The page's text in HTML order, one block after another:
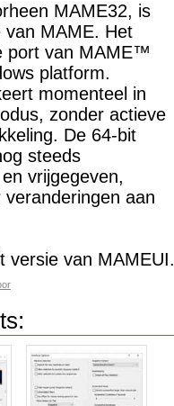
MAME32, is
van MAME. Het
port van MAME™
platform.
momenteel in
zonder actieve
De 64-bit
steeds
vrijgegeven,
aan
versie van MAMEUI.